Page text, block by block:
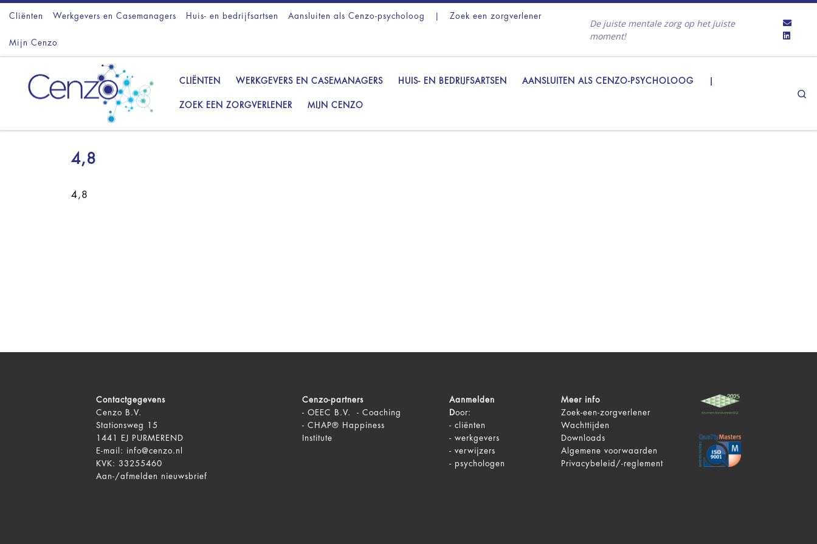
Ga naar inhoud
Cliënten Werkgevers en Casemanagers Huis- en bedrijfsartsen Aansluiten als Cenzo-psycholoog Zoek een zorgverlener
Mijn Cenzo
De juiste mentale zorg op het juiste
moment!
CLIËNTEN WERKGEVERS EN CASEMANAGERS HUIS- EN BEDRIJFSARTSEN AANSLUITEN ALS CENZO-PSYCHOLOOG
ZOEK EEN ZORGVERLENER MIJN CENZO
4,8
4,8
Contactgegevens
Cenzo B.V.
Stationsweg 15
1441 EJ PURMEREND
E-mail:
info@cenzo.nl
KVK: 33255460
Aan-/afmelden
nieuwsbrief
Cenzo-partners
- OEEC B.V. - Coaching
- CHAP® Happiness
Institute
Aanmelden
Door:
-cliënten
-werkgevers
-verwijzers
- psychologen
Meer info
Zoek-een-zorgverlener
Wachttijden
Downloads
Algemene voorwaarden
Privacybeleid/-reglement